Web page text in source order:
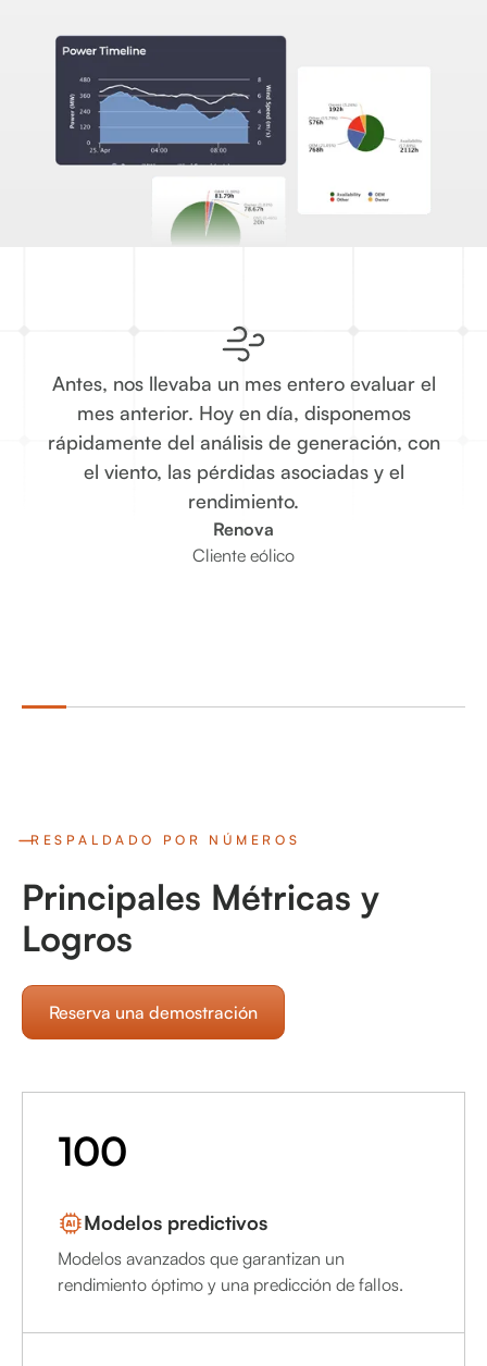
Antes, nos llevaba un mes entero evaluar el
mes anterior. Hoy en día, disponemos
rápidamente del análisis de generación, con
el viento, las pérdidas asociadas y el
rendimiento.
Renova
Cliente eólico
RESPALDADO POR NÚMEROS
Principales Métricas y
Logros
Reserva una demostración
100
Modelos predictivos
Modelos avanzados que garantizan un
rendimiento óptimo y una predicción de fallos.